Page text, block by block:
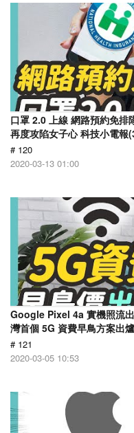
口罩 2.0 上線 網路預約免
再度攻陷女子心 科技小電報
# 120
2020-03-13 01:00
Google Pixel 4a 實機照流
灣首個 5G 資費早鳥方案出
# 121
2020-03-05 10:53